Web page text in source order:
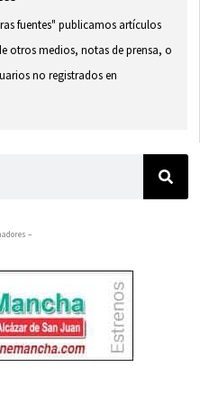
fuentes" publicamos artículos
otros medios, notas de prensa, o
no registrados en
–